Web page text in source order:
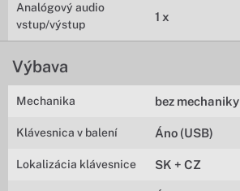
Analógový audio
vstup/výstup
1 x
Výbava
Mechanika bez mechaniky
Klávesnica v balení Áno (USB)
Lokalizácia klávesnice SK + CZ